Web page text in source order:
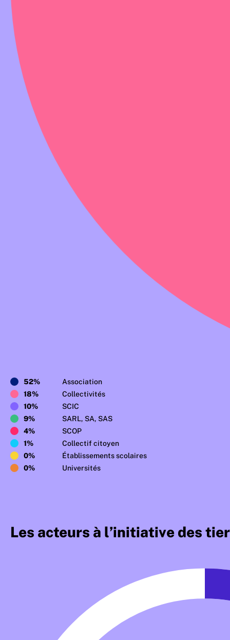
52%
Association
18%
Collectivités
10%
SCIC
9%
SARL, SA, SAS
4%
SCOP
1%
Collectif citoyen
0%
Établissements scolaires
0%
Universités
Les acteurs à l’initiative des